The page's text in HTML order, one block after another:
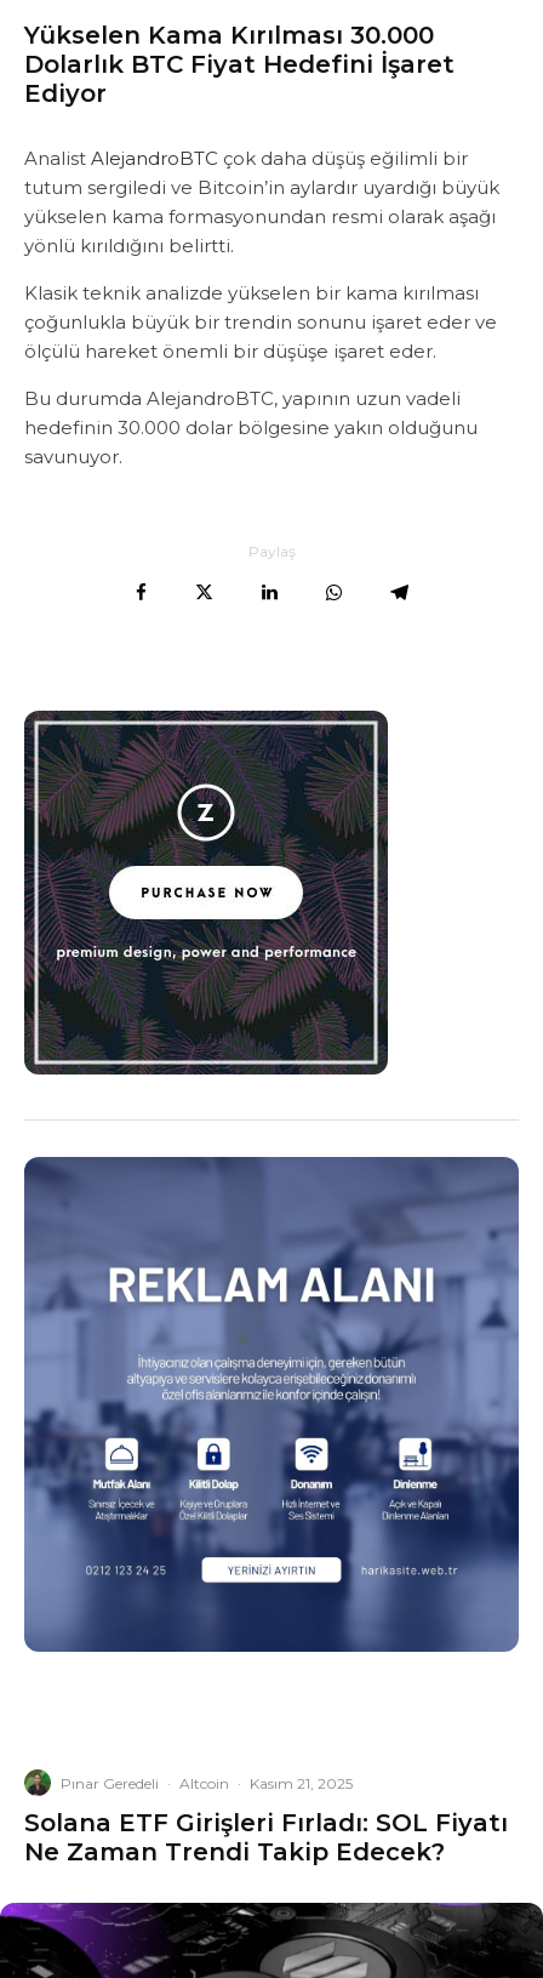
Yükselen Kama Kırılması 30.000
Dolarlık BTC Fiyat Hedefini İşaret
Ediyor
Analist AlejandroBTC çok daha düşüş eğilimli bir
tutum sergiledi ve Bitcoin’in aylardır uyardığı büyük
yükselen kama formasyonundan resmi olarak aşağı
yönlü kırıldığını belirtti.
Klasik teknik analizde yükselen bir kama kırılması
çoğunlukla büyük bir trendin sonunu işaret eder ve
ölçülü hareket önemli bir düşüşe işaret eder.
Bu durumda AlejandroBTC, yapının uzun vadeli
hedefinin 30.000 dolar bölgesine yakın olduğunu
savunuyor.
Paylaş
Pınar Geredeli · Altcoin · Kasım 21, 2025
Solana ETF Girişleri Fırladı: SOL Fiyatı
Ne Zaman Trendi Takip Edecek?